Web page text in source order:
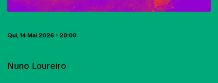
Qui, 14 Mai 2026 - 20:00
Nuno Loureiro